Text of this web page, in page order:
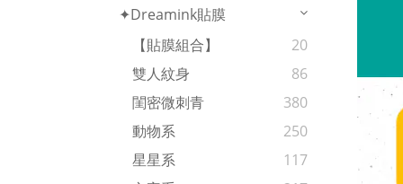
✦Dreamink貼膜
【貼膜組合】
20
雙人紋身
86
閨密微刺青
380
動物系
250
星星系
117